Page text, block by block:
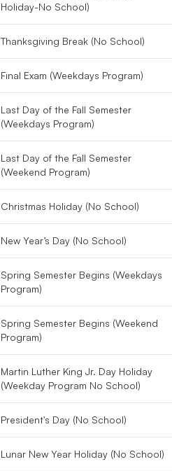
Holiday-No School)
Thanksgiving Break (No School)
Final Exam (Weekdays Program)
Last Day of the Fall Semester
(Weekdays Program)
Last Day of the Fall Semester
(Weekend Program)
Christmas Holiday (No School)
New Year’s Day (No School)
Spring Semester Begins (Weekdays
Program)
Spring Semester Begins (Weekend
Program)
Martin Luther King Jr. Day Holiday
(Weekday Program No School)
President's Day (No School)
Lunar New Year Holiday (No School)